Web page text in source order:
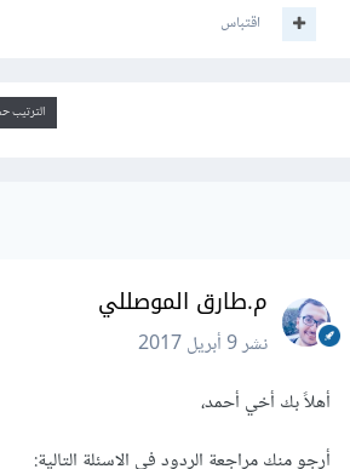
اقتباس
الترتيب
م.طارق الموصللي
نشر9 أبريل 2017
أهلاً بك أخي أحمد،
أرجو منك مراجعة الردود في الاسئلة التالية: